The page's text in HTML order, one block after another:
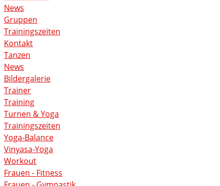
News
Gruppen
Trainingszeiten
Kontakt
Tanzen
News
Bildergalerie
Trainer
Training
Turnen & Yoga
Trainingszeiten
Yoga-Balance
Vinyasa-Yoga
Workout
Frauen - Fitness